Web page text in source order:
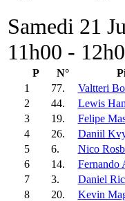
Samedi 21
11h00 -
P N°
1
77. Valtteri
2
44. Lewis
3
19. Felipe
4
26. Daniil
5
6. Nico
6
14. Fernando
7
3. Daniel
8
20. Kevin